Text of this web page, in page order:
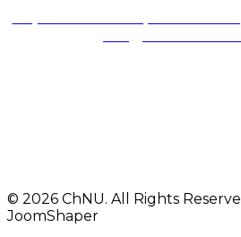
© 2026 ChNU. All Rights
JoomShaper